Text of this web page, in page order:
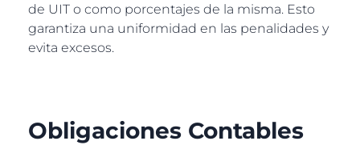
de UIT o como porcentajes de la misma. Esto
garantiza una uniformidad en las penalidades y
evita excesos.
Obligaciones Contables